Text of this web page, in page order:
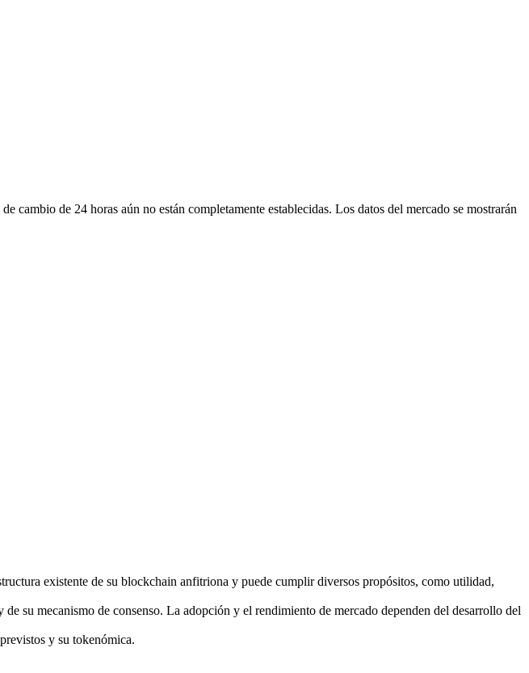
de 24 horas aún no están completamente establecidas. Los datos del mercado se mostrarán
existente de su blockchain anfitriona y puede cumplir diversos propósitos, como utilidad,
su mecanismo de consenso. La adopción y el rendimiento de mercado dependen del desarrollo del
y su tokenómica.